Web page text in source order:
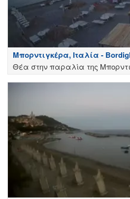
Μπορντιγκέρα, Ιταλία -
Θέα στην παραλία της